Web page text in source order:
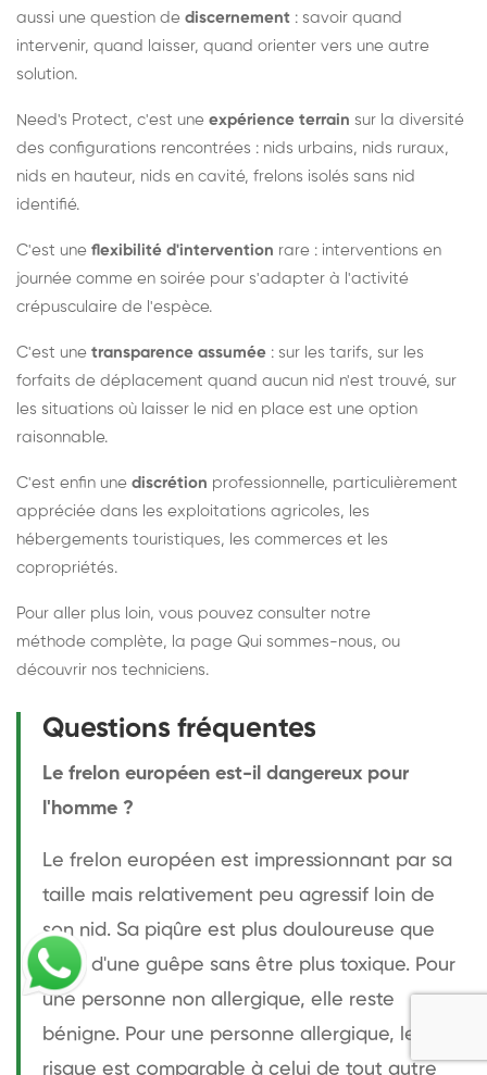
aussi une question de discernement : savoir quand
intervenir, quand laisser, quand orienter vers une autre
solution.
Need's Protect, c'est une expérience terrain sur la diversité
des configurations rencontrées : nids urbains, nids ruraux,
nids en hauteur, nids en cavité, frelons isolés sans nid
identifié.
C'est une flexibilité d'intervention rare : interventions en
journée comme en soirée pour s'adapter à l'activité
crépusculaire de l'espèce.
C'est une transparence assumée : sur les tarifs, sur les
forfaits de déplacement quand aucun nid n'est trouvé, sur
les situations où laisser le nid en place est une option
raisonnable.
C'est enfin une discrétion professionnelle, particulièrement
appréciée dans les exploitations agricoles, les
hébergements touristiques, les commerces et les
copropriétés.
Pour aller plus loin, vous pouvez consulter notre
méthode complète, la page Qui sommes-nous, ou
découvrir nos techniciens.
Questions fréquentes
Le frelon européen est-il dangereux pour
l'homme ?
Le frelon européen est impressionnant par sa
taille mais relativement peu agressif loin de
son nid. Sa piqûre est plus douloureuse que
celle d'une guêpe sans être plus toxique. Pour
une personne non allergique, elle reste
bénigne. Pour une personne allergique, le
risque est comparable à celui de tout autre